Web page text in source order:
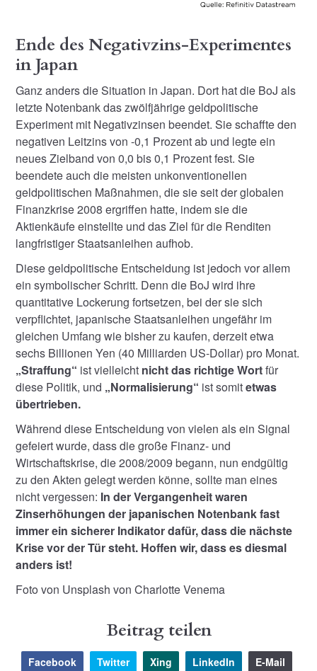
Ende des Negativzins-Experimentes
in Japan
Ganz anders die Situation in Japan. Dort hat die BoJ als
letzte Notenbank das zwölfjährige geldpolitische
Experiment mit Negativzinsen beendet. Sie schaffte den
negativen Leitzins von -0,1 Prozent ab und legte ein
neues Zielband von 0,0 bis 0,1 Prozent fest. Sie
beendete auch die meisten unkonventionellen
geldpolitischen Maßnahmen, die sie seit der globalen
Finanzkrise 2008 ergriffen hatte, indem sie die
Aktienkäufe einstellte und das Ziel für die Renditen
langfristiger Staatsanleihen aufhob.
Diese geldpolitische Entscheidung ist jedoch vor allem
ein symbolischer Schritt. Denn die BoJ wird ihre
quantitative Lockerung fortsetzen, bei der sie sich
verpflichtet, japanische Staatsanleihen ungefähr im
gleichen Umfang wie bisher zu kaufen, derzeit etwa
sechs Billionen Yen (40 Milliarden US-Dollar) pro Monat.
„Straffung“ ist vielleicht nicht das richtige Wortfür
diese Politik, und „Normalisierung“ ist somitetwas
übertrieben.
Während diese Entscheidung von vielen als ein Signal
gefeiert wurde, dass die große Finanz- und
Wirtschaftskrise, die 2008/2009 begann, nun endgültig
zu den Akten gelegt werden könne, sollte man eines
nicht vergessen: In der Vergangenheit waren
Zinserhöhungen der japanischen Notenbank fast
immer ein sicherer Indikator dafür, dass die nächste
Krise vor der Tür steht. Hoffen wir, dass es diesmal
anders ist!
Foto von Unsplash von Charlotte Venema
Beitrag teilen
Facebook Twitter Xing LinkedIn E-Mail